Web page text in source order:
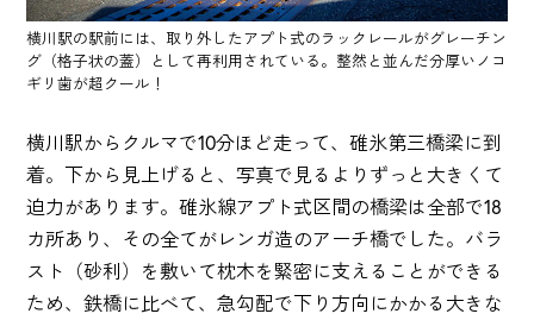
横川駅の駅前には、取り外したアプト式のラックレールがグレーチン
グ（格子状の蓋）として再利用されている。整然と並んだ分厚いノコ
ギリ歯が超クール！
横川駅からクルマで10分ほど走って、碓氷第三橋梁に到
着。下から見上げると、写真で見るよりずっと大きくて
迫力があります。碓氷線アプト式区間の橋梁は全部で18
カ所あり、その全てがレンガ造のアーチ橋でした。バラ
スト（砂利）を敷いて枕木を緊密に支えることができる
ため、鉄橋に比べて、急勾配で下り方向にかかる大きな